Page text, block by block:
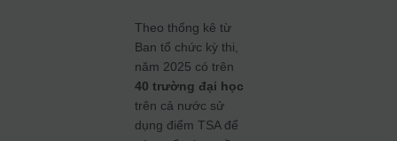
Theo thống kê từ
Ban tổ chức kỳ thi,
năm 2025 có trên
40 trường đại học
trên cả nước sử
dụng điểm TSA để